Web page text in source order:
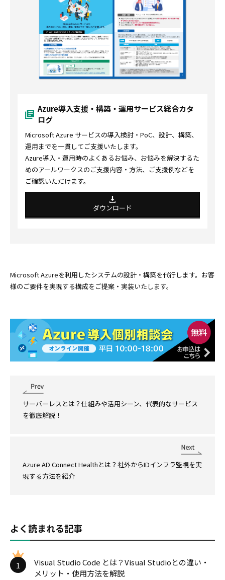
Azure導入支援・構築・運用サービス総合カタ
ログ
Microsoft Azure サービスの導入検討・PoC、設計、構築、
運用までを一貫してご支援いたします。
Azure導入・運用時のよくあるお悩み、お悩みを解決するた
めのアールワークスのご支援内容・方法、ご支援例などを
ご確認いただけます。
ダウンロード
Microsoft Azureを利用したシステムの設計・構築を代行します。お客
様のご要件を実現する構成をご提案・実装いたします。
サーバーレスとは？仕組みや活用シーン、代表的なサービス
を徹底解説！
Azure AD Connect Healthとは？社外からIDインフラ監視を実
現する方法を紹介
よく読まれる記事
1
Visual Studio Code とは？Visual Studioとの違い・
メリット・使用方法を解説